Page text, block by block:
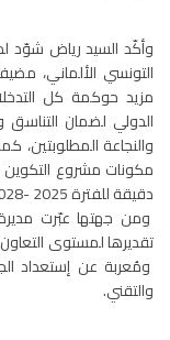
وأكّد السيد رياض شوّد
التونسي الألماني،
مزيد حوكمة كل
الدولي لضمان التناسق
والنجاعة المطلوبتين،
مكونات مشروع
دقيقة للفترة 2025 -2028.
ومن جهتها عبّرت مديرة
تقديرها لمستوى التعاون
ومُعربة عن إستعداد
والتقني.